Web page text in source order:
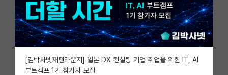
베스트 게시판
IF 명예의전당
자유 게시판(아무개랩)
미국 유학 게시판
[김박사넷재팬라운지] 일본 DX 컨설팅 기업 취업을 위한 IT, AI
부트캠프 1기 참가자 모집